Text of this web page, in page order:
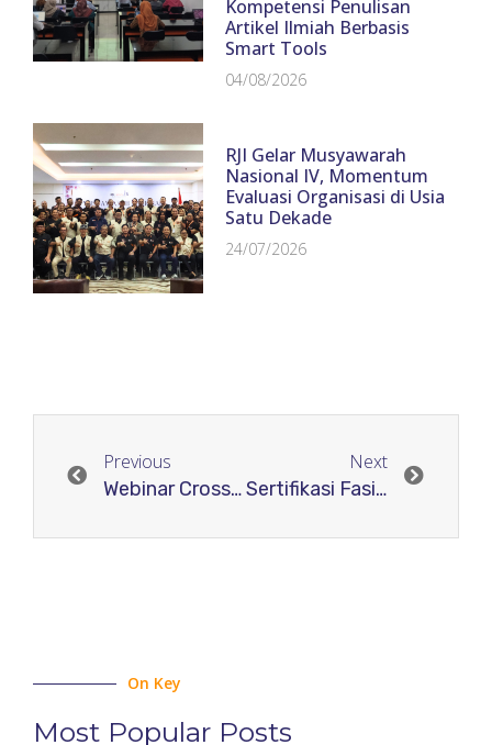
Kompetensi Penulisan
Artikel Ilmiah Berbasis
Smart Tools
04/08/2026
RJI Gelar Musyawarah
Nasional IV, Momentum
Evaluasi Organisasi di Usia
Satu Dekade
24/07/2026
Previous
Webinar Crossref “Participation Reports and Reference Metadata”
Next
Sertifikasi Fasilitator Skema Registrasi RJI Academy
On Key
Most Popular Posts